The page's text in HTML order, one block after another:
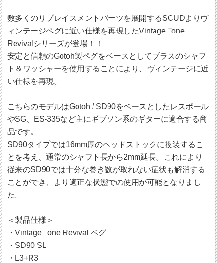
数多くのリプレイスメントパーツを展開するSCUDよりヴ
ィンテージペグに近い仕様を再現したVintage Tone
Revivalシリーズが登場！！
安定と信頼のGotoh製ペグをベースとしてブラスのシャフ
ト＆ワッシャーを使用することにより、ヴィンテージに近
い仕様を再現。
こちらのモデルはGotoh / SD90をベースとしたレスポール
やSG、ES-335など主にギブソン系のギターに適合する商
品です。
SD90タイプでは16mm厚のヘッドストックに換装するこ
とを考え、通常のシャフト長から2mm延長。これにより
従来のSD90では十分な巻き数が取れない症状も解消する
ことができ、より適正な状態での使用が可能となりまし
た。
＜製品仕様＞
・Vintage Tone Revival ペグ
・SD90 SL
・L3+R3